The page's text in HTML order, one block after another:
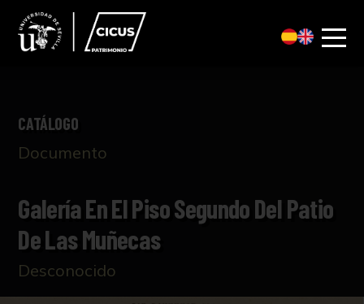
CATÁLOGO
Documento
Galería En El Piso Segundo Del Patio
De Las Muñecas
Desconocido